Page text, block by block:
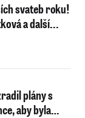
svateb roku!
a další...
plány s
aby byla…